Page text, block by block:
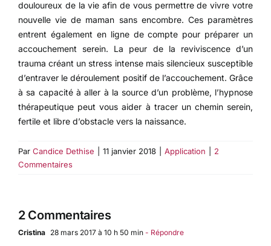
douloureux de la vie afin de vous permettre de vivre votre
nouvelle vie de maman sans encombre. Ces paramètres
entrent également en ligne de compte pour préparer un
accouchement serein. La peur de la reviviscence d’un
trauma créant un stress intense mais silencieux susceptible
d’entraver le déroulement positif de l’accouchement. Grâce
à sa capacité à aller à la source d’un problème, l’hypnose
thérapeutique peut vous aider à tracer un chemin serein,
fertile et libre d’obstacle vers la naissance.
Par Candice Dethise 11 janvier 2018 Application
2
Commentaires
2 Commentaires
Cristina 28 mars 2017 à 10 h 50 min - Répondre